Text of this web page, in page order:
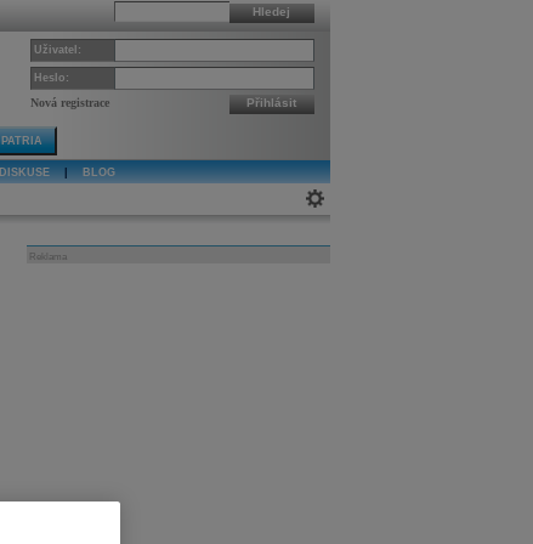
Hledej
Uživatel:
Heslo:
Nová registrace Přihlásit
DISKUSE BLOG
Reklama